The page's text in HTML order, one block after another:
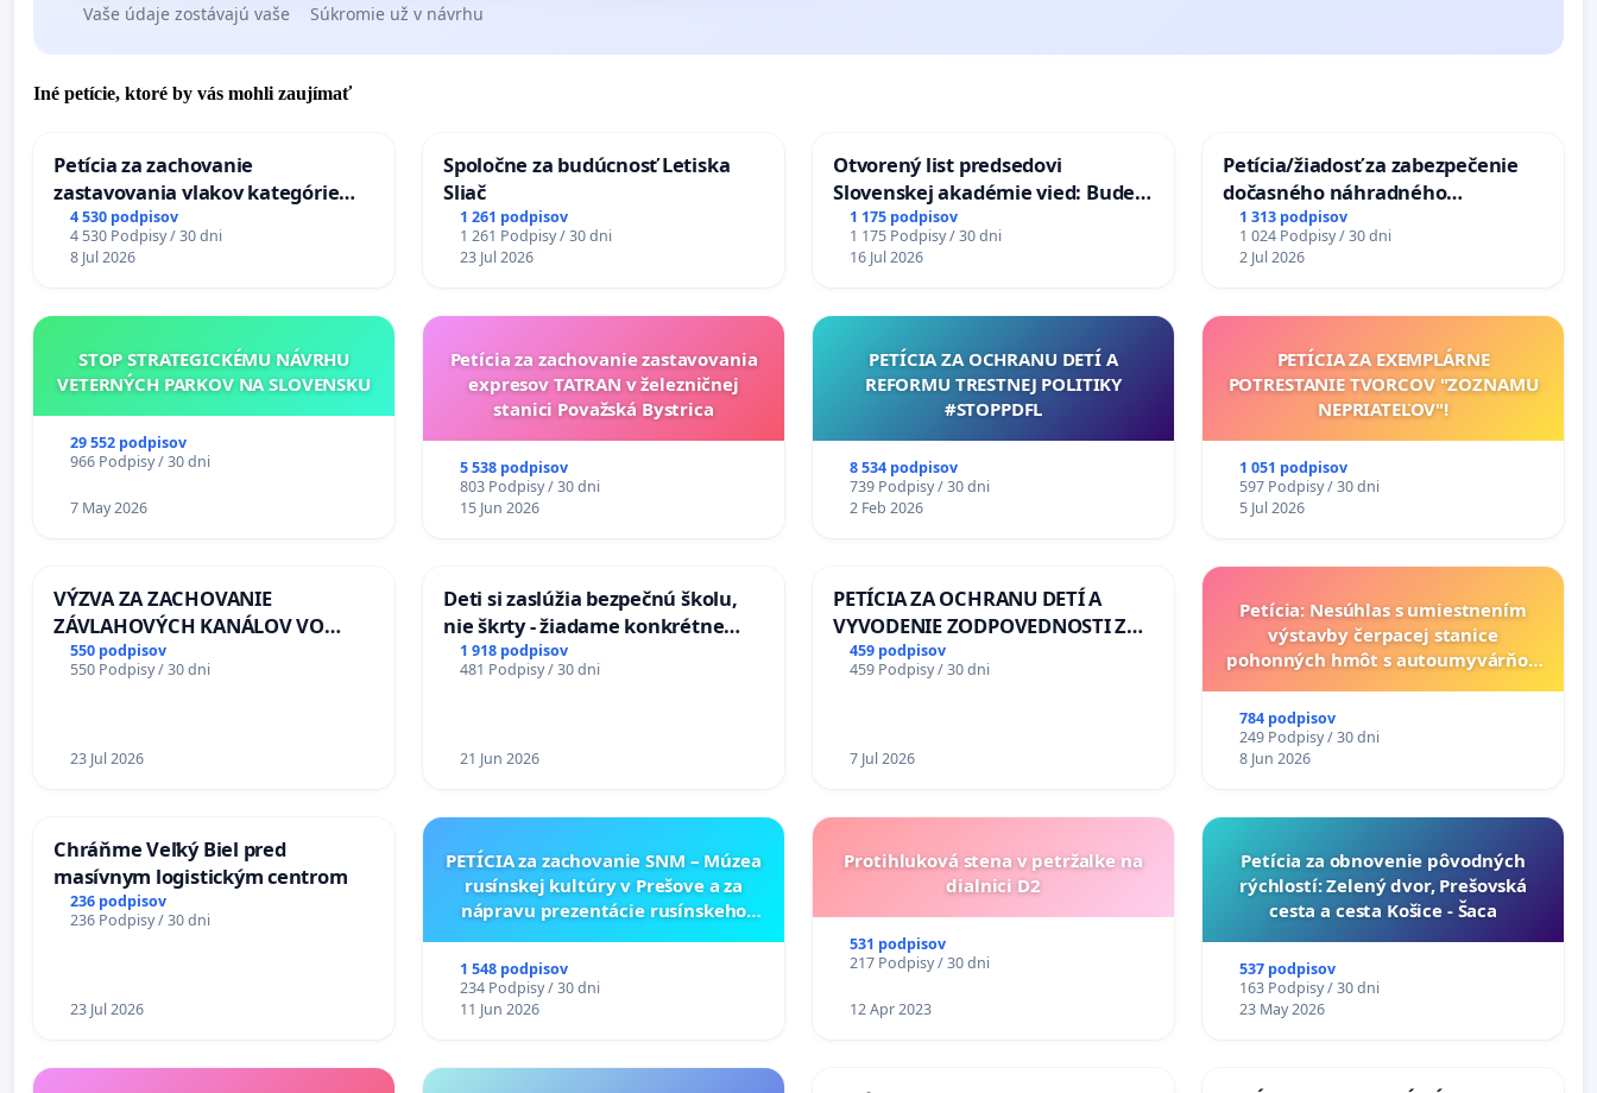
Vaše údaje zostávajú vaše Súkromie už v návrhu
Iné petície, ktoré by vás mohli zaujímať
Petícia za zachovanie
zastavovania vlakov kategórie
Expres (Ex) TATRAN v železničnej
stanici Púchov
4 530 podpisov
4 530 Podpisy / 30 dni
8 Jul 2026
Spoločne za budúcnosť Letiska
Sliač
1 261 podpisov
1 261 Podpisy / 30 dni
23 Jul 2026
Otvorený list predsedovi
Slovenskej akadémie vied: Bude
mať Vízia Slovenska 2040 mravnú
chrbticu?
1 175 podpisov
1 175 Podpisy / 30 dni
16 Jul 2026
Petícia/žiadosť za zabezpečenie
dočasného náhradného
premostenia Váhu počas úplnej
uzávery Vážskeho mosta v
Komárne
1 313 podpisov
1 024 Podpisy / 30 dni
2 Jul 2026
STOP STRATEGICKÉMU NÁVRHU
VETERNÝCH PARKOV NA SLOVENSKU
29 552 podpisov
966 Podpisy / 30 dni
7 May 2026
Petícia za zachovanie zastavovania
expresov TATRAN v železničnej
stanici Považská Bystrica
5 538 podpisov
803 Podpisy / 30 dni
15 Jun 2026
PETÍCIA ZA OCHRANU DETÍ A
REFORMU TRESTNEJ POLITIKY
#STOPPDFL
8 534 podpisov
739 Podpisy / 30 dni
2 Feb 2026
PETÍCIA ZA EXEMPLÁRNE
POTRESTANIE TVORCOV "ZOZNAMU
NEPRIATEĽOV"!
1 051 podpisov
597 Podpisy / 30 dni
5 Jul 2026
VÝZVA ZA ZACHOVANIE
ZÁVLAHOVÝCH KANÁLOV VO
VÝLUČNOM VLASTNÍCTVE A POD
KONTROLOU SLOVENSKEJ
a odvodňovacích kanálov na
550 podpisov
550 Podpisy / 30 dni
23 Jul 2026
Deti si zaslúžia bezpečnú školu,
nie škrty - žiadame konkrétne
opatrenia na zlepšenie situácie v
školstve
1 918 podpisov
481 Podpisy / 30 dni
21 Jun 2026
PETÍCIA ZA OCHRANU DETÍ A
VYVODENIE ZODPOVEDNOSTI ZA
DLHOROČNÚ NEČINNOSŤ A
ZLYHANIE ŠTÁTU
459 podpisov
459 Podpisy / 30 dni
7 Jul 2026
Petícia: Nesúhlas s umiestnením
výstavby čerpacej stanice
pohonných hmôt s autoumyvárňou
Grob - Čierna Voda
784 podpisov
249 Podpisy / 30 dni
8 Jun 2026
Chráňme Veľký Biel pred
masívnym logistickým centrom
236 podpisov
236 Podpisy / 30 dni
23 Jul 2026
PETÍCIA za zachovanie SNM – Múzea
rusínskej kultúry v Prešove a za
nápravu prezentácie rusínskeho
Múzeu ukrajinskej kultúry vo
Svidníku
1 548 podpisov
234 Podpisy / 30 dni
11 Jun 2026
Protihluková stena v petržalke na
dialnici D2
531 podpisov
217 Podpisy / 30 dni
12 Apr 2023
​Petícia za obnovenie pôvodných
rýchlostí: Zelený dvor, Prešovská
cesta a cesta Košice - Šaca
537 podpisov
163 Podpisy / 30 dni
23 May 2026